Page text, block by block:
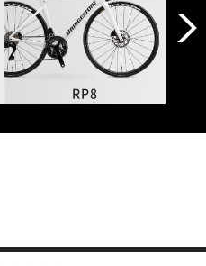
RP8